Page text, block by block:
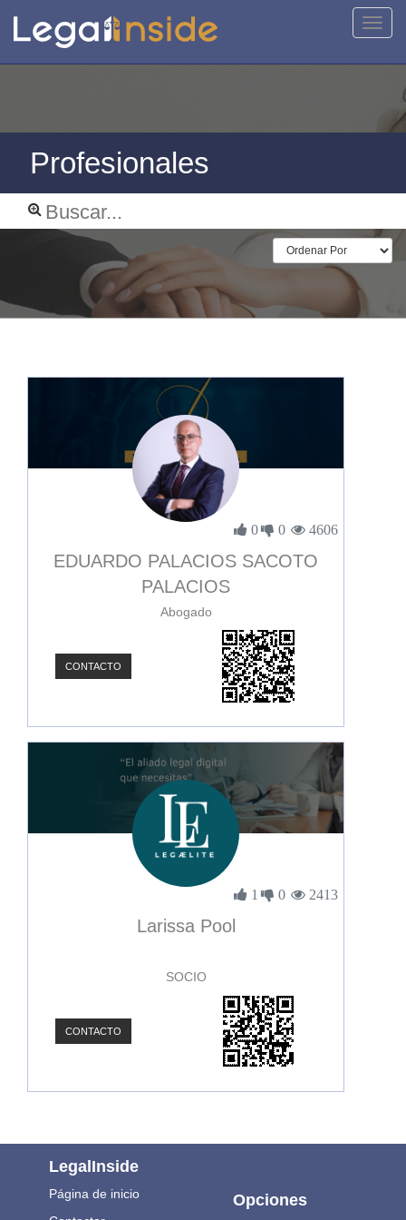
Profesionales
0 0 4606
EDUARDO PALACIOS SACOTO
PALACIOS
Abogado
CONTACTO
1 0 2413
Larissa Pool
SOCIO
CONTACTO
LegalInside
Página de inicio
Opciones